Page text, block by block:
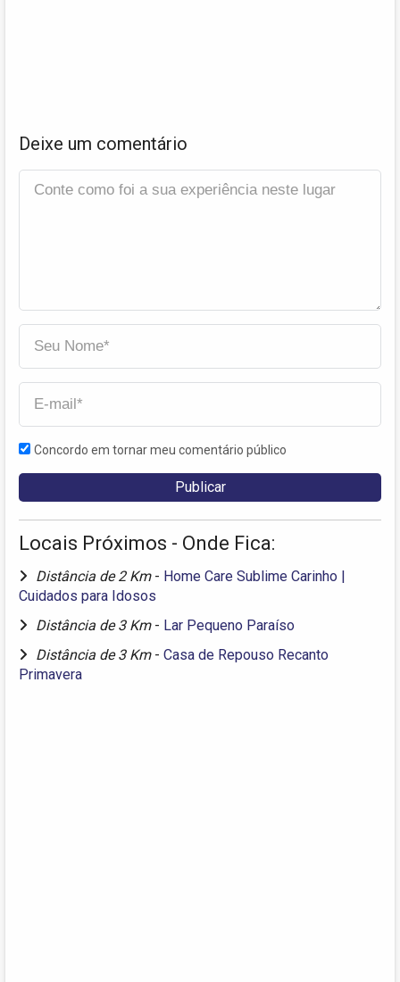
Deixe um comentário
Concordo em tornar meu comentário público
Locais Próximos - Onde Fica:
Distância de 2 Km - Home Care Sublime Carinho |
Cuidados para Idosos
Distância de 3 Km - Lar Pequeno Paraíso
Distância de 3 Km - Casa de Repouso Recanto
Primavera